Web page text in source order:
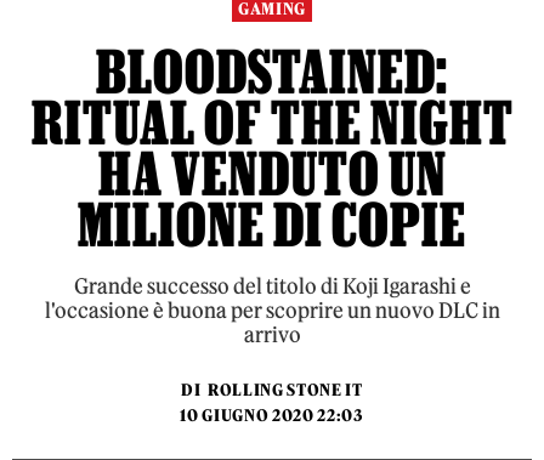
GAMING
BLOODSTAINED:
RITUAL OF THE NIGHT
HA VENDUTO UN
MILIONE DI COPIE
Grande successo del titolo di Koji Igarashi e
l'occasione è buona per scoprire un nuovo DLC in
arrivo
DI ROLLING STONE IT
10 GIUGNO 2020 22:03